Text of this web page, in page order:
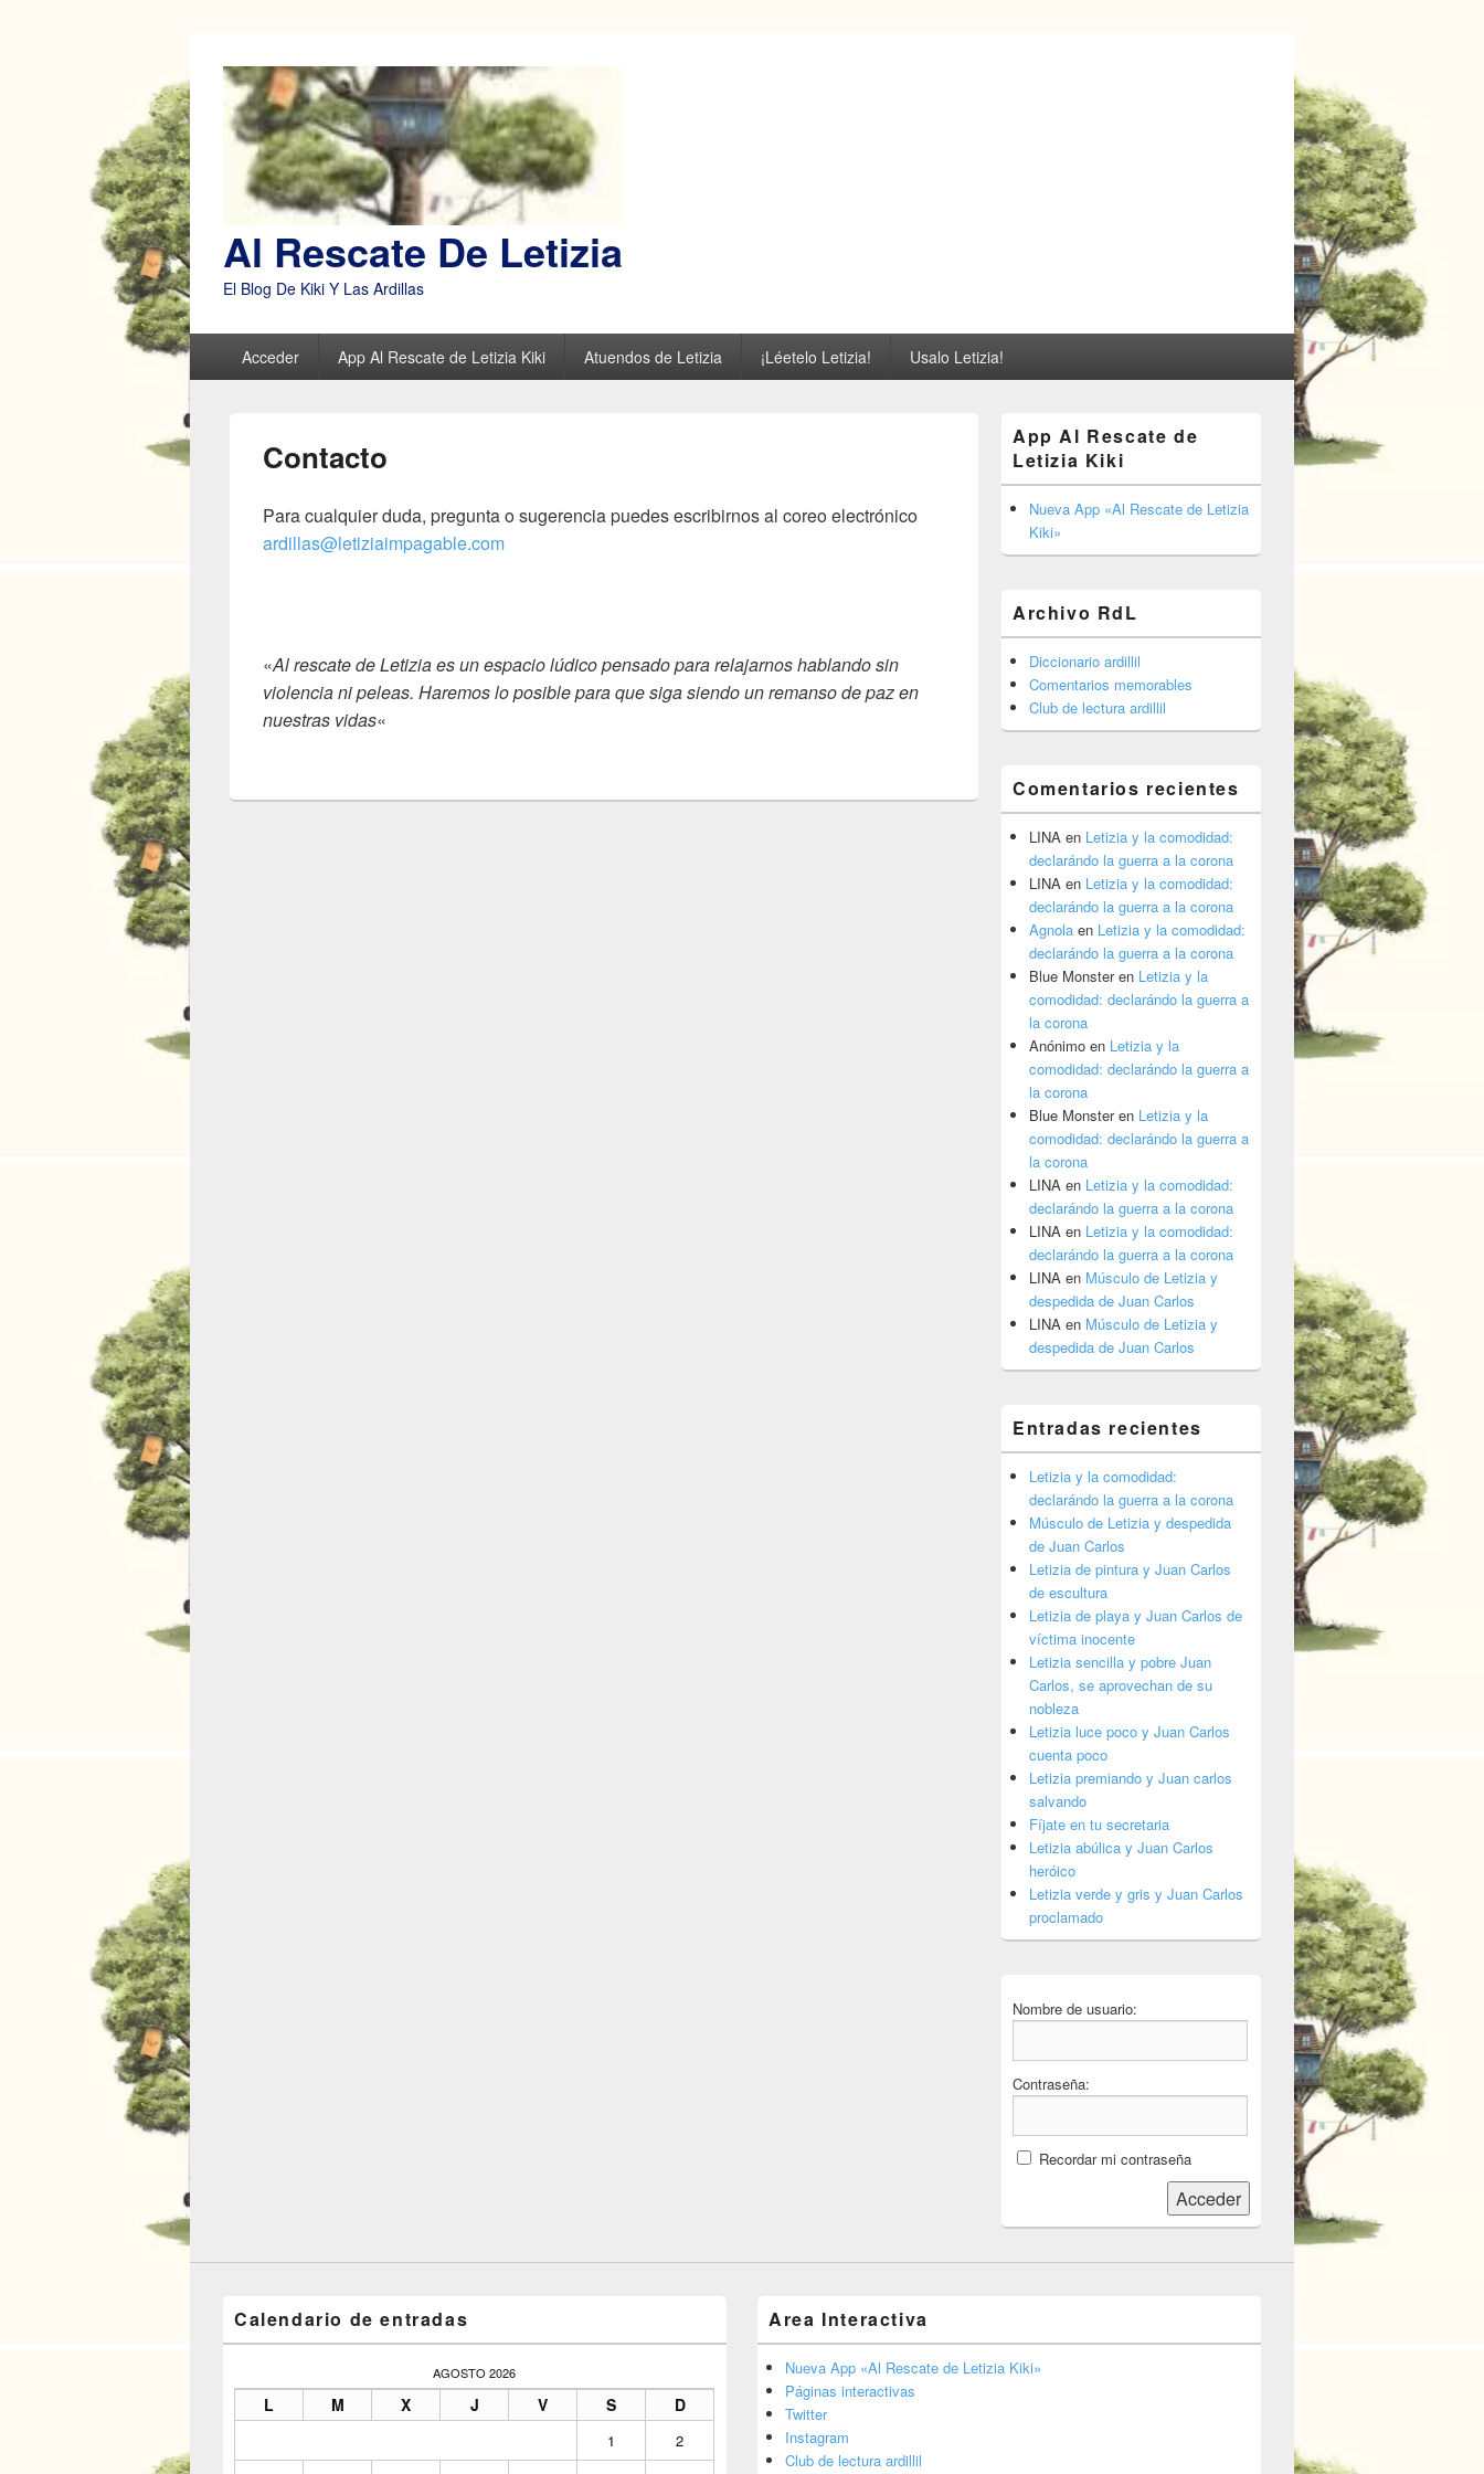
Al Rescate De Letizia
El Blog De Kiki Y Las Ardillas
Menú
principalAcceder App Al Rescate de Letizia Kiki Atuendos de Letizia ¡Léetelo Letizia! Usalo Letizia!
Contacto
Para cualquier duda, pregunta o sugerencia puedes escribirnos al coreo electrónico
ardillas@letiziaimpagable.com
«Al rescate de Letizia es un espacio lúdico pensado para relajarnos hablando sin
violencia ni peleas. Haremos lo posible para que siga siendo un remanso de paz en
nuestras vidas«
área
widget
barra
lateral
primaria
App Al Rescate de
Letizia Kiki
Nueva App «Al Rescate de Letizia
Kiki»
Archivo RdL
Diccionario ardillil
Comentarios memorables
Club de lectura ardillil
Comentarios recientes
LINA en Letizia y la comodidad:
declarándo la guerra a la corona
LINA en Letizia y la comodidad:
declarándo la guerra a la corona
Agnola en Letizia y la comodidad:
declarándo la guerra a la corona
Blue Monsteren Letizia y la
comodidad: declarándo la guerra a
la corona
Anónimo en Letizia y la
comodidad: declarándo la guerra a
la corona
Blue Monsteren Letizia y la
comodidad: declarándo la guerra a
la corona
LINA en Letizia y la comodidad:
declarándo la guerra a la corona
LINA en Letizia y la comodidad:
declarándo la guerra a la corona
LINA en Músculo de Letizia y
despedida de Juan Carlos
LINA en Músculo de Letizia y
despedida de Juan Carlos
Entradas recientes
Letizia y la comodidad:
declarándo la guerra a la corona
Músculo de Letizia y despedida
de Juan Carlos
Letizia de pintura y Juan Carlos
de escultura
Letizia de playa y Juan Carlos de
víctima inocente
Letizia sencilla y pobre Juan
Carlos, se aprovechan de su
nobleza
Letizia luce poco y Juan Carlos
cuenta poco
Letizia premiando y Juan carlos
salvando
Fíjate en tu secretaria
Letizia abúlica y Juan Carlos
heróico
Letizia verde y gris y Juan Carlos
proclamado
Nombre de usuario:
Contraseña:
Recordar mi contraseña
Acceder
Calendario de entradas
AGOSTO 2026
L M X J V S D
1
2
Area Interactiva
Nueva App «Al Rescate de Letizia Kiki»
Páginas interactivas
Twitter
Instagram
Club de lectura ardillil